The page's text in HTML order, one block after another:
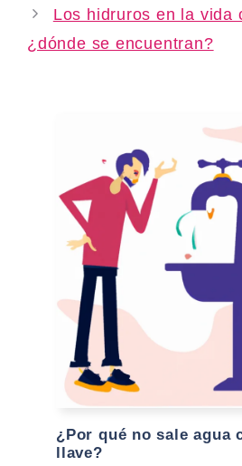
Los hidruros en la vida
¿dónde se encuentran?
¿Por qué no sale agua
llave?